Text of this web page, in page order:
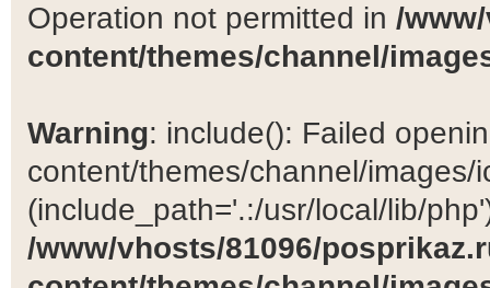
Operation not permitted in /
content/themes/channel/
Warning: include(): Failed
content/themes/channel/images/
(include_path='.:/usr/local/lib/
/www/vhosts/81096/